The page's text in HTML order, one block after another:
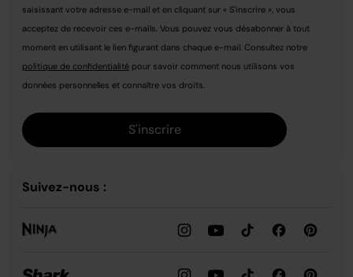
saisissant votre adresse e-mail et en cliquant sur « S'inscrire », vous
acceptez de recevoir ces e-mails. Vous pouvez vous désabonner à tout
moment en utilisant le lien figurant dans chaque e-mail. Consultez notre
politique de confidentialité pour savoir comment nous utilisons vos
données personnelles et connaître vos droits.
S'inscrire
Suivez-nous :